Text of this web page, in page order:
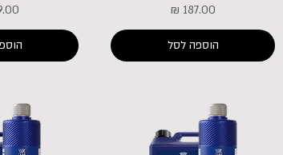
מחיר
הוספה לסל